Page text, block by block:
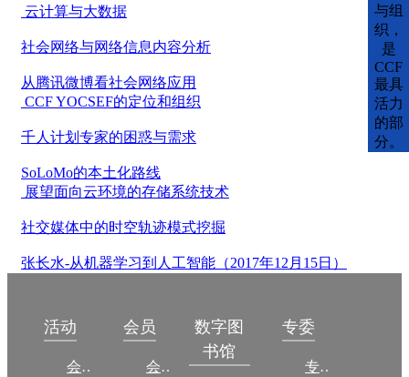
云计算与大数据
社会网络与网络信息内容分析
从腾讯微博看社会网络应用
CCF YOCSEF的定位和组织
千人计划专家的困惑与需求
SoLoMo的本土化路线
展望面向云环境的存储系统技术
社交媒体中的时空轨迹模式挖掘
张长水-从机器学习到人工智能（2017年12月15日）
活动
会议
会员
会员简介
数字图
书馆
专委
专委简介
与组
织，
是
CCF
最具
活力
的部
分。